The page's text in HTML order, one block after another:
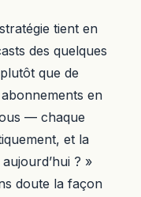
tient en
des quelques
que de
en
— chaque
et la
? »
doute la façon